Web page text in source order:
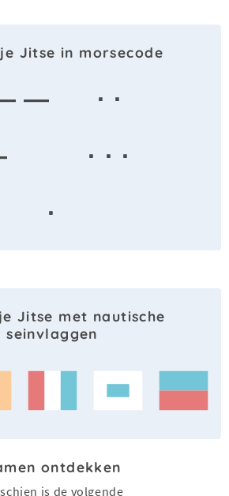
Jitse in morsecode
—
· ·
· · ·
·
Jitse met nautische
seinvlaggen
ontdekken
is de volgende